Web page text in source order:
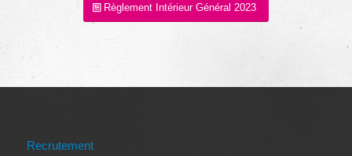
Règlement Intérieur Général 2023
Recrutement